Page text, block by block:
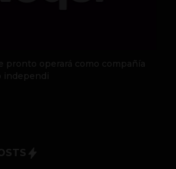
pronto operará como compañía
independi